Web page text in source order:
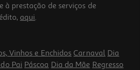
Retro Azul 1.7 L 2200 W
à prestação de serviços de
aqui.
Vinhos e Enchidos Carnaval Dia
Pai Páscoa Dia da Mãe Regresso